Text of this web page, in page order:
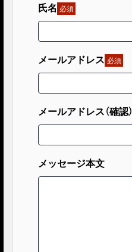
氏名 必須
メールアドレス 必須
メールアドレス（確認）
メッセージ本文